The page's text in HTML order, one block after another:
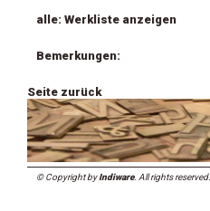
alle: Werkliste anzeigen
Bemerkungen:
Seite zurück
© Copyright byIndiware. All rights reserved.